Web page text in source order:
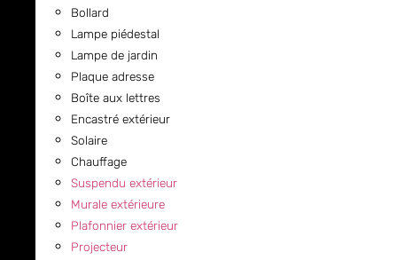
Bollard
Lampe piédestal
Lampe de jardin
Plaque adresse
Boîte aux lettres
Encastré extérieur
Solaire
Chauffage
Suspendu extérieur
Murale extérieure
Plafonnier extérieur
Projecteur